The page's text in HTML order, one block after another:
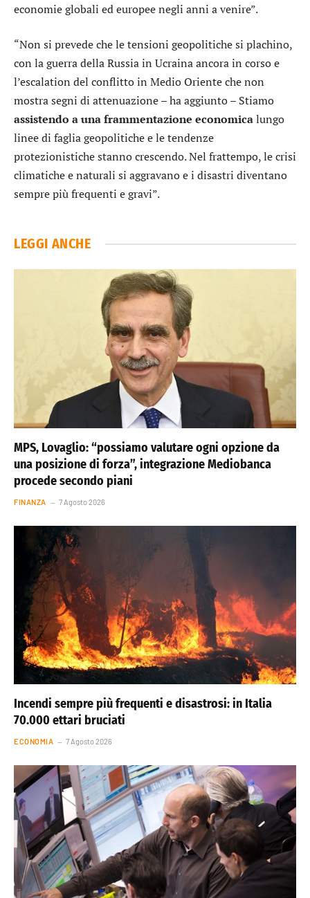
economie globali ed europee negli anni a venire”.
“Non si prevede che le tensioni geopolitiche si plachino,
con la guerra della Russia in Ucraina ancora in corso e
l’escalation del conflitto in Medio Oriente che non
mostra segni di attenuazione – ha aggiunto – Stiamo
assistendo a una frammentazione economicalungo
linee di faglia geopolitiche e le tendenze
protezionistiche stanno crescendo. Nel frattempo, le crisi
climatiche e naturali si aggravano e i disastri diventano
sempre più frequenti e gravi”.
LEGGI ANCHE
MPS, Lovaglio: “possiamo valutare ogni opzione da
una posizione di forza”, integrazione Mediobanca
procede secondo piani
FINANZA 7 Agosto 2026
Incendi sempre più frequenti e disastrosi: in Italia
70.000 ettari bruciati
ECONOMIA 7 Agosto 2026